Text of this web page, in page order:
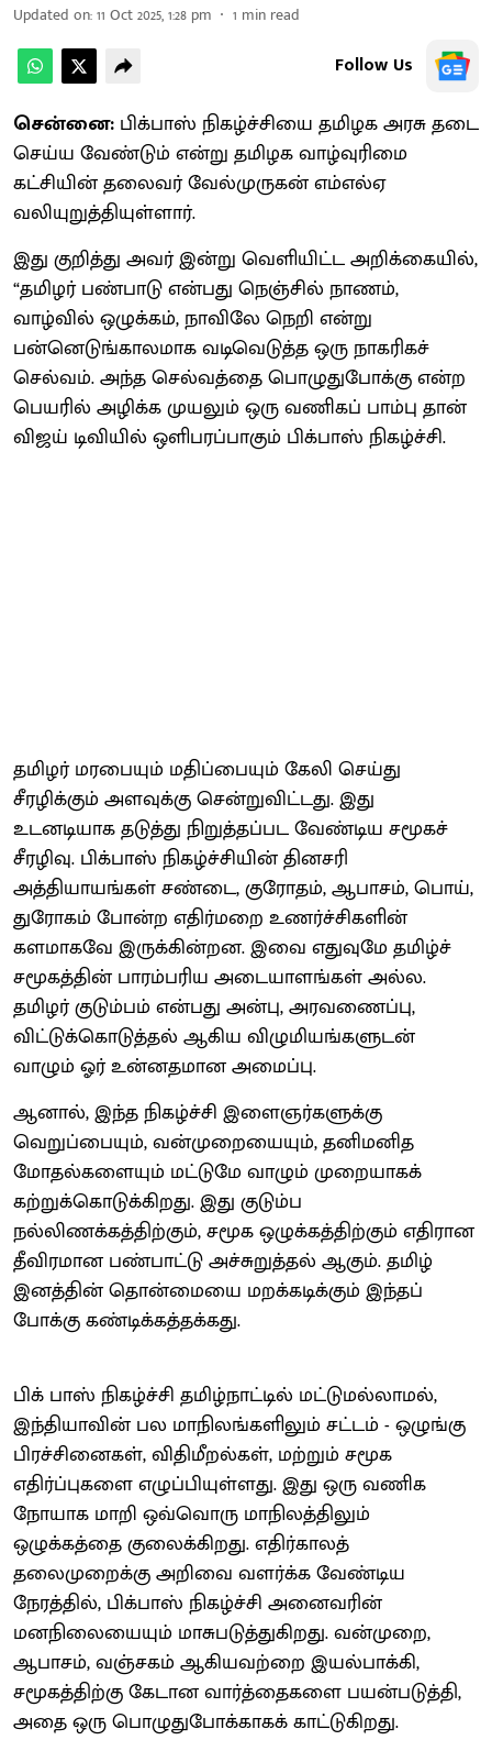
Updated on:11 Oct 2025, 1:28 pm 1 min read
Follow Us
சென்னை: பிக்பாஸ் நிகழ்ச்சியை தமிழக அரசு தடை
செய்ய வேண்டும் என்று தமிழக வாழ்வுரிமை
கட்சியின் தலைவர் வேல்முருகன் எம்எல்ஏ
வலியுறுத்தியுள்ளார்.
இது குறித்து அவர் இன்று வெளியிட்ட அறிக்கையில்,
“தமிழர் பண்பாடு என்பது நெஞ்சில் நாணம்,
வாழ்வில் ஒழுக்கம், நாவிலே நெறி என்று
பன்னெடுங்காலமாக வடிவெடுத்த ஒரு நாகரிகச்
செல்வம். அந்த செல்வத்தை பொழுதுபோக்கு என்ற
பெயரில் அழிக்க முயலும் ஒரு வணிகப் பாம்பு தான்
விஜய் டிவியில் ஒளிபரப்பாகும் பிக்பாஸ் நிகழ்ச்சி.
தமிழர் மரபையும் மதிப்பையும் கேலி செய்து
சீரழிக்கும் அளவுக்கு சென்றுவிட்டது. இது
உடனடியாக தடுத்து நிறுத்தப்பட வேண்டிய சமூகச்
சீரழிவு. பிக்பாஸ் நிகழ்ச்சியின் தினசரி
அத்தியாயங்கள் சண்டை, குரோதம், ஆபாசம், பொய்,
துரோகம் போன்ற எதிர்மறை உணர்ச்சிகளின்
களமாகவே இருக்கின்றன. இவை எதுவுமே தமிழ்ச்
சமூகத்தின் பாரம்பரிய அடையாளங்கள் அல்ல.
தமிழர் குடும்பம் என்பது அன்பு, அரவணைப்பு,
விட்டுக்கொடுத்தல் ஆகிய விழுமியங்களுடன்
வாழும் ஓர் உன்னதமான அமைப்பு.
ஆனால், இந்த நிகழ்ச்சி இளைஞர்களுக்கு
வெறுப்பையும், வன்முறையையும், தனிமனித
மோதல்களையும் மட்டுமே வாழும் முறையாகக்
கற்றுக்கொடுக்கிறது. இது குடும்ப
நல்லிணக்கத்திற்கும், சமூக ஒழுக்கத்திற்கும் எதிரான
தீவிரமான பண்பாட்டு அச்சுறுத்தல் ஆகும். தமிழ்
இனத்தின் தொன்மையை மறக்கடிக்கும் இந்தப்
போக்கு கண்டிக்கத்தக்கது.
பிக் பாஸ் நிகழ்ச்சி தமிழ்நாட்டில் மட்டுமல்லாமல்,
இந்தியாவின் பல மாநிலங்களிலும் சட்டம் - ஒழுங்கு
பிரச்சினைகள், விதிமீறல்கள், மற்றும் சமூக
எதிர்ப்புகளை எழுப்பியுள்ளது. இது ஒரு வணிக
நோயாக மாறி ஒவ்வொரு மாநிலத்திலும்
ஒழுக்கத்தை குலைக்கிறது. எதிர்காலத்
தலைமுறைக்கு அறிவை வளர்க்க வேண்டிய
நேரத்தில், பிக்பாஸ் நிகழ்ச்சி அனைவரின்
மனநிலையையும் மாசுபடுத்துகிறது. வன்முறை,
ஆபாசம், வஞ்சகம் ஆகியவற்றை இயல்பாக்கி,
சமூகத்திற்கு கேடான வார்த்தைகளை பயன்படுத்தி,
அதை ஒரு பொழுதுபோக்காகக் காட்டுகிறது.